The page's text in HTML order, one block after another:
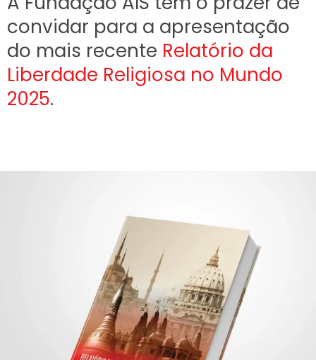
convidar para a apresentação
do mais recente Relatório da
Liberdade Religiosa no Mundo
2025.